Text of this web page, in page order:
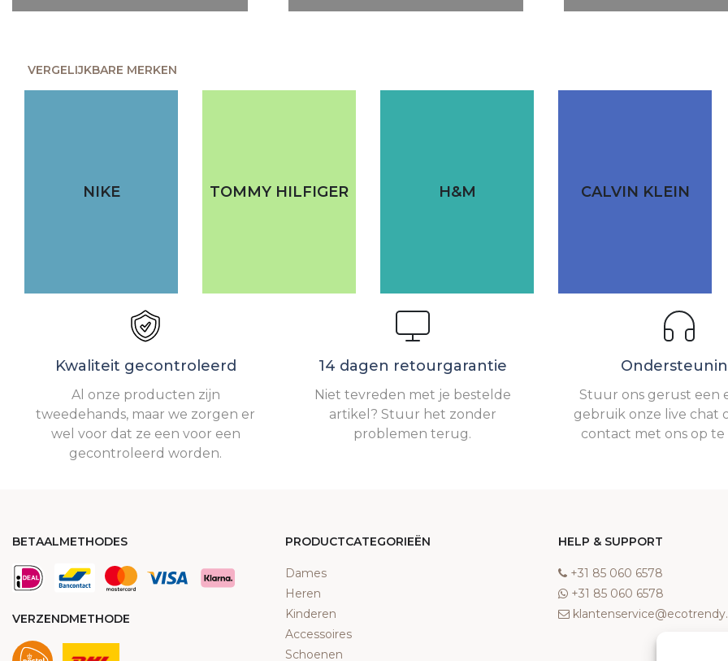
VERGELIJKBARE MERKEN
NIKE TOMMY HILFIGER H&M CALVIN KLEIN
Kwaliteit gecontroleerd
Al onze producten zijn
tweedehands, maar we zorgen er
wel voor dat ze een voor een
gecontroleerd worden.
14 dagen retourgarantie
Niet tevreden met je bestelde
artikel? Stuur het zonder
problemen terug.
Stuur ons gerust een
gebruik onze live chat
contact met ons op te
BETAALMETHODES
VERZENDMETHODE
PRODUCTCATEGORIEËN
Dames
Heren
Kinderen
Accessoires
Schoenen
HELP & SUPPORT
‎+31 85 060 6578
‎+31 85 060 6578